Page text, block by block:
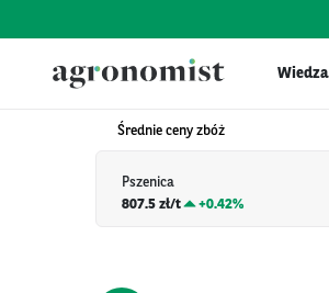
Wiedza
Średnie ceny zbóż
Pszenica
807.5 zł/t
+0.42%